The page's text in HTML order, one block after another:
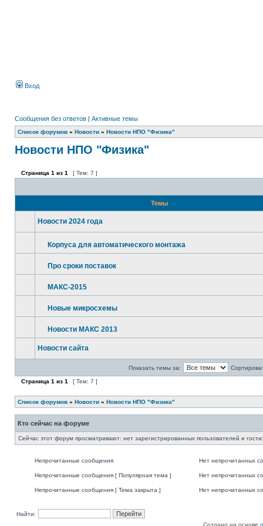
Вход
Сообщения без ответов | Активные темы
Список форумов » Новости » Новости НПО "Физика"
Новости НПО "Физика"
Страница 1 из 1 [ Тем: 7 ]
Темы
Новости 2024 года
Корпуса для автоматического монтажа
Про сроки поставок
МАКС-2015
Новые микросхемы
Новости МАКС 2013
Новости сайта
Показать темы за:
Страница 1 из 1 [ Тем: 7 ]
Список форумов » Новости » Новости НПО "Физика"
Кто сейчас на форуме
Сейчас этот форум просматривают: нет зарегистрированных пользователей и
Непрочитанные сообщения Нет непрочитанных
Непрочитанные сообщения [ Популярная тема ] Нет непрочитанных
Непрочитанные сообщения [ Тема закрыта ] Нет непрочитанных
Найти:
Создано на основе